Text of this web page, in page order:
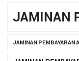
JAMINAN
JAMINAN PEMBAYARAN